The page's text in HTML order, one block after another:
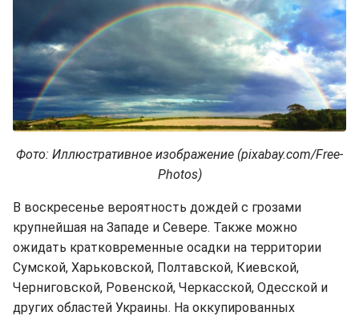
Фото: Иллюстративное изображение (pixabay.com/Free-
Photos)
В воскресенье вероятность дождей с грозами
крупнейшая на Западе и Севере. Также можно
ожидать кратковременные осадки на территории
Сумской, Харьковской, Полтавской, Киевской,
Черниговской, Ровенской, Черкасской, Одесской и
других областей Украины. На оккупированных